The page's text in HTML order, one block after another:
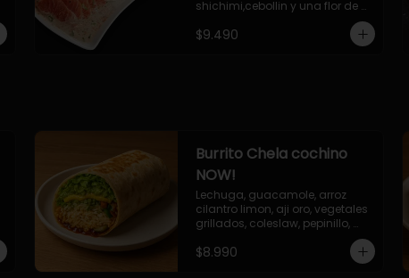
shichimi,cebollin y una flor de
$9.490
Burrito Chela cochino
NOW!
Lechuga, guacamole, arroz
cilantro limon, aji oro, vegetales
grillados, coleslaw, pepinillo,
$8.990